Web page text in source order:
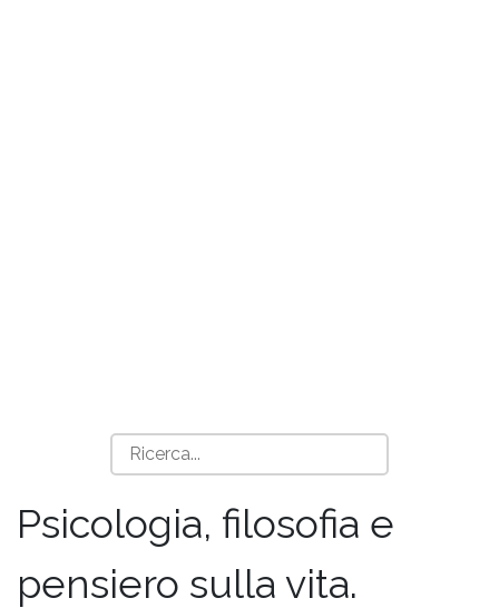
Psicologia, filosofia e
pensiero sulla vita.